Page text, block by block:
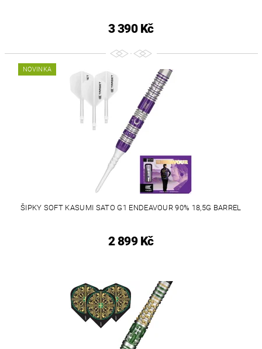
3 390 Kč
NOVINKA
ŠIPKY SOFT KASUMI SATO G1 ENDEAVOUR 90% 18,5G BARREL
2 899 Kč